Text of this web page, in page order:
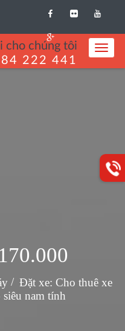
Toggle
Styles
cho chúng tôi
222 441
Đặt xe: Cho thuê xe
nam tính